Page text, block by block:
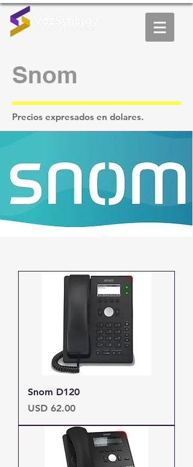
Snom
Precios expresados en dolares.
Snom D120
Precio
USD 62.00